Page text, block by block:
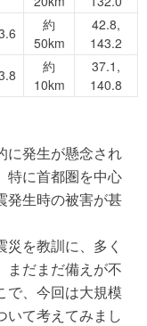
約
50km
42.8,
143.2
約
10km
37.1,
140.8
に発生が懸念され
特に首都圏を中心
発生時の被害が甚
を教訓に、多く
まだまだ備えが不
で、今回は大規模
いて考えてみまし